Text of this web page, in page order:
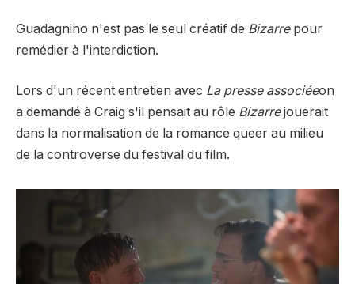
Guadagnino n'est pas le seul créatif de Bizarrepour
remédier à l'interdiction.
Lors d'un récent entretien avec La presse associéeon
a demandé à Craig s'il pensait au rôle Bizarrejouerait
dans la normalisation de la romance queer au milieu
de la controverse du festival du film.